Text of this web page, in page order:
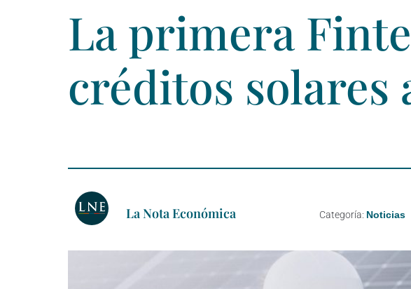
La primera
créditos solares
La Nota Económica Categoría: Noticias